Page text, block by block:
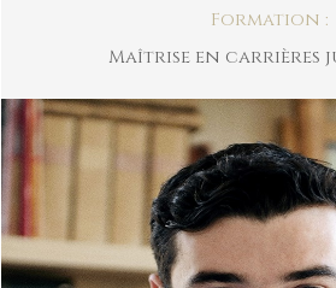
Formation :
Maîtrise en carrières